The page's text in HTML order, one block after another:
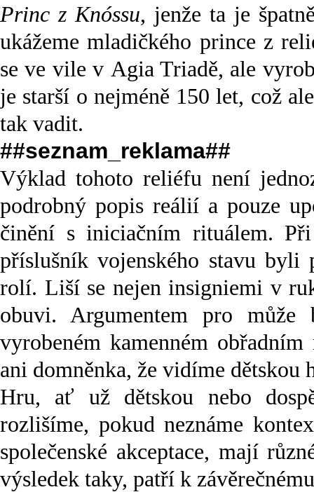
Princ z Knóssu, jenže ta je
ukážeme mladičkého prince z
se ve vile v Agia Triadě, ale
je starší o nejméně 150 let, což
tak vadit.
##seznam_reklama##
Výklad tohoto reliéfu není
podrobný popis reálií a pouze
činění s iniciačním rituálem.
příslušník vojenského stavu byli
rolí. Liší se nejen insigniemi v
obuvi. Argumentem pro
vyrobeném kamenném
ani domněnka, že vidíme
Hru, ať už dětskou nebo
rozlišíme, pokud neznáme
společenské akceptace, mají
výsledek taky, patří k